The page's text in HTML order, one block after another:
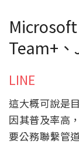
Team+
LINE
這大概可說是
因其普及率高
要公務聯繫管